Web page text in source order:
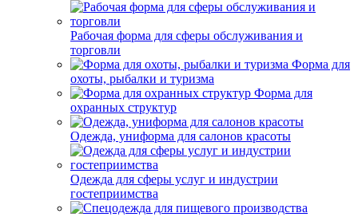
Рабочая форма для сферы обслуживания и
торговли
Форма для
охоты, рыбалки и туризма
Форма для
охранных структур
Одежда, униформа для салонов красоты
Одежда для сферы услуг и индустрии
гостеприимства